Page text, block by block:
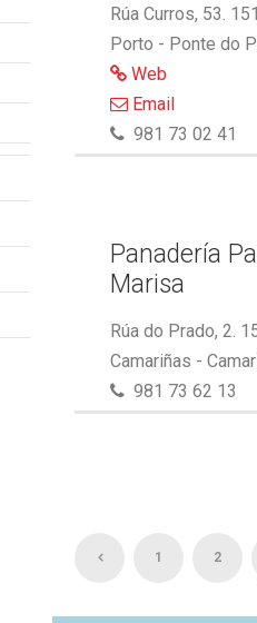
Rúa Curros, 53.
Porto - Ponte do
Web
Email
981 73 02 41
Panadería
Marisa
Rúa do Prado, 2.
Camariñas -
981 73 62 13
1 2